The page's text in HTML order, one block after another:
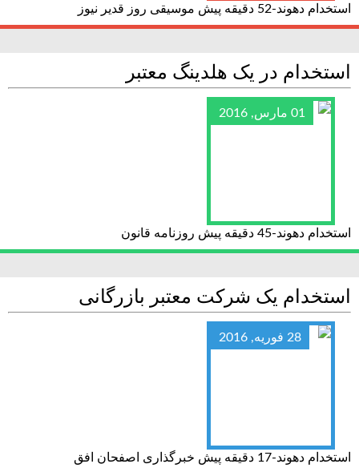
استخدام دهوند-52 دقیقه پیش موسیقی روز قدیر نیوز
استخدام در یک هلدینگ معتبر
01 مارس, 2016
استخدام دهوند-45 دقیقه پیش روزنامه قانون
استخدام یک شرکت معتبر بازرگانی
28 فوریه, 2016
استخدام دهوند-17 دقیقه پیش خبرگذاری اصفحان افق